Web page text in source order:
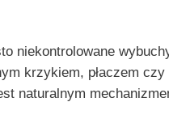
niekontrolowane
krzykiem, płaczem
naturalnym